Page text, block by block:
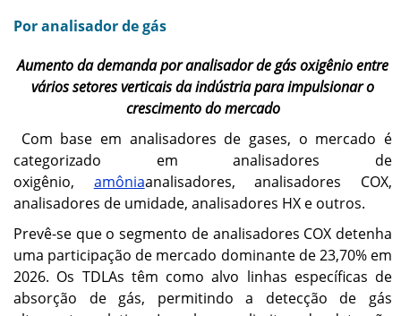
Por analisador de gás
Aumento da demanda por analisador de gás oxigênio entre
vários setores verticais da indústria para impulsionar o
crescimento do mercado
Com base em analisadores de gases, o mercado é
categorizado em analisadores de
oxigênio, amôniaanalisadores, analisadores COX,
analisadores de umidade, analisadores HX e outros.
Prevê-se que o segmento de analisadores COX detenha
uma participação de mercado dominante de 23,70% em
2026. Os TDLAs têm como alvo linhas específicas de
absorção de gás, permitindo a detecção de gás